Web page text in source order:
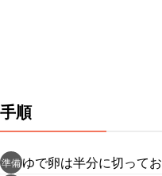
手順
準備 ゆで卵は半分に切ってお